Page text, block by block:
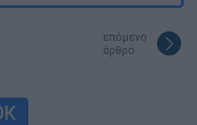
επόμενο
άρθρο